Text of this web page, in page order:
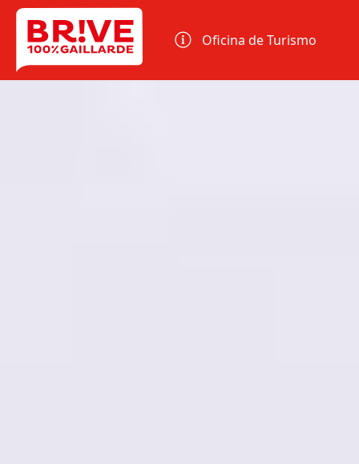
Panel de gestión de cookies
Oficina de Turismo